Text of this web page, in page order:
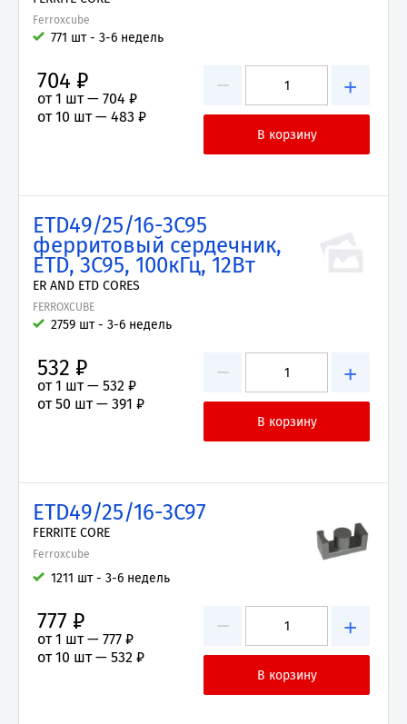
Ferroxcube
771 шт - 3-6 недель
− +
704 ₽
от 1 шт — 704 ₽
от 10 шт — 483 ₽
ETD49/25/16-3C95
ферритовый сердечник,
ETD, 3C95, 100кГц, 12Вт
ER AND ETD CORES
FERROXCUBE
2759 шт - 3-6 недель
− +
532 ₽
от 1 шт — 532 ₽
от 50 шт — 391 ₽
ETD49/25/16-3C97
FERRITE CORE
Ferroxcube
1211 шт - 3-6 недель
− +
777 ₽
от 1 шт — 777 ₽
от 10 шт — 532 ₽